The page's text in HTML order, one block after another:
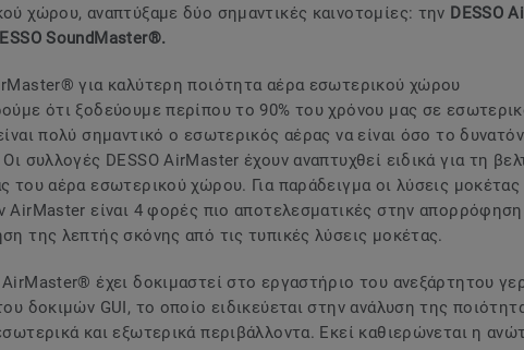
χώρου, αναπτύξαμε δύο σημαντικές καινοτομίες: την DESSO
SoundMaster®.
για καλύτερη ποιότητα αέρα εσωτερικού χώρου
ότι ξοδεύουμε περίπου το 90% του χρόνου μας σε
πολύ σημαντικό ο εσωτερικός αέρας να είναι όσο το
συλλογές DESSO AirMaster έχουν αναπτυχθεί ειδικά για τη
του αέρα εσωτερικού χώρου. Για παράδειγμα οι λύσεις
AirMaster είναι 4 φορές πιο αποτελεσματικές στην απορρόφηση
της λεπτής σκόνης από τις τυπικές λύσεις μοκέτας.
AirMaster® έχει δοκιμαστεί στο εργαστήριο του ανεξάρτητου
δοκιμών GUI, το οποίο ειδικεύεται στην ανάλυση της
και εξωτερικά περιβάλλοντα. Εκεί καθιερώνεται η